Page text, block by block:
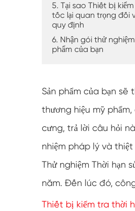
5. Tại sao Thiết bị
tốc lại quan trọng đối
quy định
6. Nhận gói thử
phẩm của bạn
Sản phẩm của bạn
thương hiệu mỹ
cưng, trả lời câu hỏi
nhiệm pháp lý và thiệt
Thử nghiệm Thời hạn
năm. Đến lúc đó,
Thiết bị kiểm tra thời